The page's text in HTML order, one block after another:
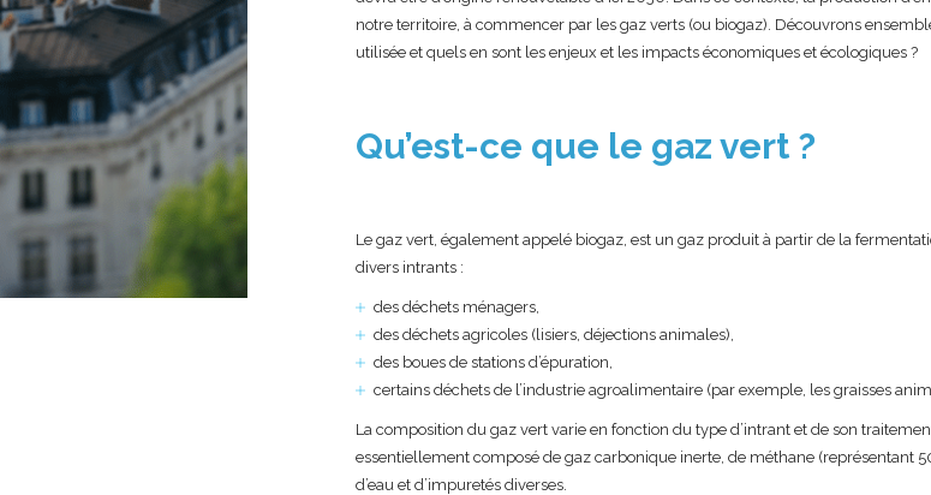
notre territoire, à commencer par les gaz verts (ou biogaz). Découvrons
utilisée et quels en sont les enjeux et les impacts économiques et écologiques ?
Qu’est-ce que le gaz vert ?
Le gaz vert, également appelé biogaz, est un gaz produit à partir de la
divers intrants :
des déchets ménagers,
des déchets agricoles (lisiers, déjections animales),
des boues de stations d’épuration,
certains déchets de l’industrie agroalimentaire (par exemple, les graisses
La composition du gaz vert varie en fonction du type d’intrant et de son
essentiellement composé de gaz carbonique inerte, de méthane (représentant
d’eau et d’impuretés diverses.